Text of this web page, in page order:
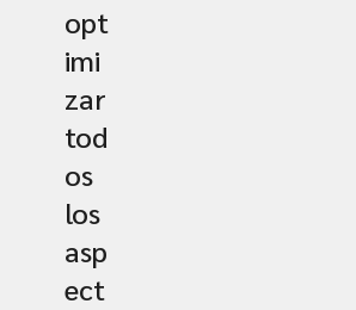
opt
imi
zar
tod
os
los
asp
ect